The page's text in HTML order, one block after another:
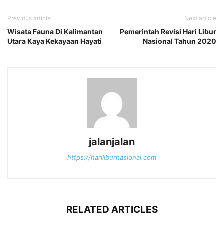
Previous article
Wisata Fauna Di Kalimantan
Utara Kaya Kekayaan Hayati
Next article
Pemerintah Revisi Hari Libur
Nasional Tahun 2020
jalanjalan
https://hariliburnasional.com
RELATED ARTICLES